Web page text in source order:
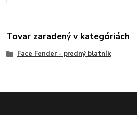
Tovar zaradený v kategóriách
Face Fender - predný blatník